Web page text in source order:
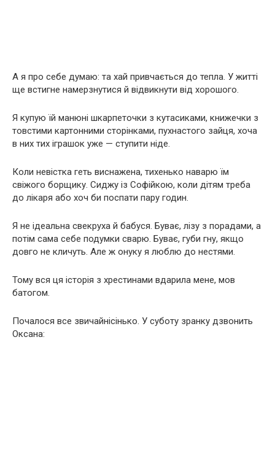
А я про себе думаю: та хай привчається до тепла. У житті
ще встигне намерзнутися й відвикнути від хорошого.
Я купую їй манюні шкарпеточки з кутасиками, книжечки з
товстими картонними сторінками, пухнастого зайця, хоча
в них тих іграшок уже — ступити ніде.
Коли невістка геть виснажена, тихенько наварю їм
свіжого борщику. Сиджу із Софійкою, коли дітям треба
до лікаря або хоч би поспати пару годин.
Я не ідеальна свекруха й бабуся. Буває, лізу з порадами, а
потім сама себе подумки сварю. Буває, губи гну, якщо
довго не кличуть. Але ж онуку я люблю до нестями.
Тому вся ця історія з хрестинами вдарила мене, мов
батогом.
Почалося все звичайнісінько. У суботу зранку дзвонить
Оксана: